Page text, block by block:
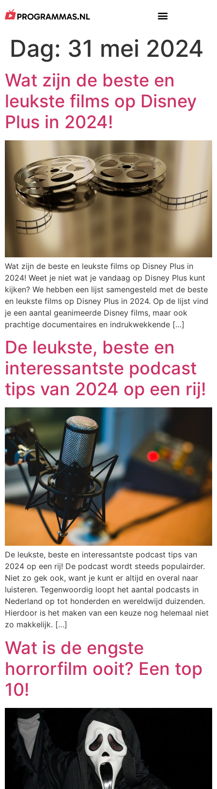
Dag: 31 mei 2024
Wat zijn de beste en
leukste films op Disney
Plus in 2024!
Wat zijn de beste en leukste films op Disney Plus in
2024! Weet je niet wat je vandaag op Disney Plus kunt
kijken? We hebben een lijst samengesteld met de beste
en leukste films op Disney Plus in 2024. Op de lijst vind
je een aantal geanimeerde Disney films, maar ook
prachtige documentaires en indrukwekkende […]
De leukste, beste en
interessantste podcast
tips van 2024 op een rij!
De leukste, beste en interessantste podcast tips van
2024 op een rij! De podcast wordt steeds populairder.
Niet zo gek ook, want je kunt er altijd en overal naar
luisteren. Tegenwoordig loopt het aantal podcasts in
Nederland op tot honderden en wereldwijd duizenden.
Hierdoor is het maken van een keuze nog helemaal niet
zo makkelijk. […]
Wat is de engste
horrorfilm ooit? Een top
10!